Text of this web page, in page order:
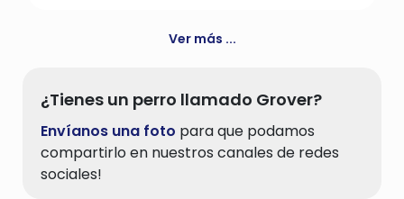
Ver más ...
¿Tienes un perro llamado Grover?
Envíanos una foto para que podamos
compartirlo en nuestros canales de redes
sociales!